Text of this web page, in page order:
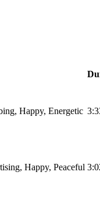
Happy, Energetic
Happy, Peaceful